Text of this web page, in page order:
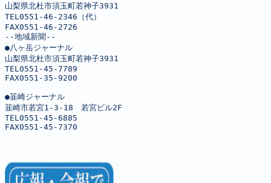
山梨県北杜市須玉町若神子3931
TEL0551-46-2346（代）
FAX0551-46-2726
--地域新聞--
●八ヶ岳ジャーナル
山梨県北杜市須玉町若神子3931
TEL0551-45-7789
FAX0551-35-9200
●韮崎ジャーナル
韮崎市若宮1-3-18　若宮ビル2F
TEL0551-45-6885
FAX0551-45-7370